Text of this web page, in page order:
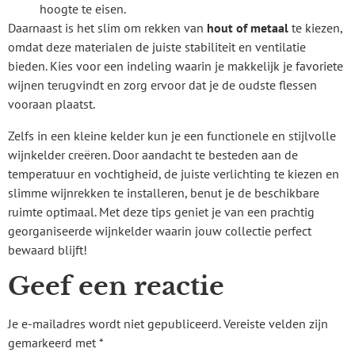
hoogte te eisen.
Daarnaast is het slim om rekken van hout of metaal te kiezen,
omdat deze materialen de juiste stabiliteit en ventilatie
bieden. Kies voor een indeling waarin je makkelijk je favoriete
wijnen terugvindt en zorg ervoor dat je de oudste flessen
vooraan plaatst.
Zelfs in een kleine kelder kun je een functionele en stijlvolle
wijnkelder creëren. Door aandacht te besteden aan de
temperatuur en vochtigheid, de juiste verlichting te kiezen en
slimme wijnrekken te installeren, benut je de beschikbare
ruimte optimaal. Met deze tips geniet je van een prachtig
georganiseerde wijnkelder waarin jouw collectie perfect
bewaard blijft!
Geef een reactie
Je e-mailadres wordt niet gepubliceerd. Vereiste velden zijn
gemarkeerd met *